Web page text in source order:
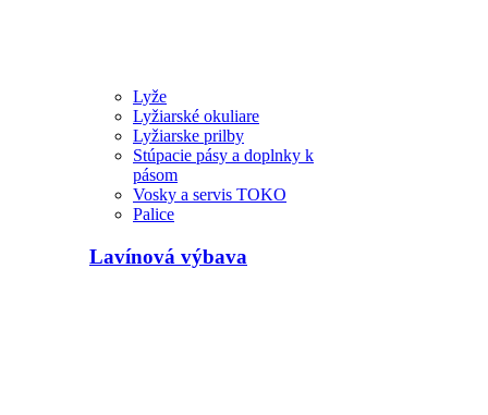
Lyže
Lyžiarské okuliare
Lyžiarske prilby
Stúpacie pásy a doplnky k
pásom
Vosky a servis TOKO
Palice
Lavínová výbava